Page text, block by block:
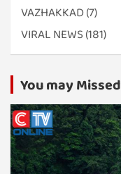
VAZHAKKAD(7)
VIRAL NEWS (181)
You may Missed